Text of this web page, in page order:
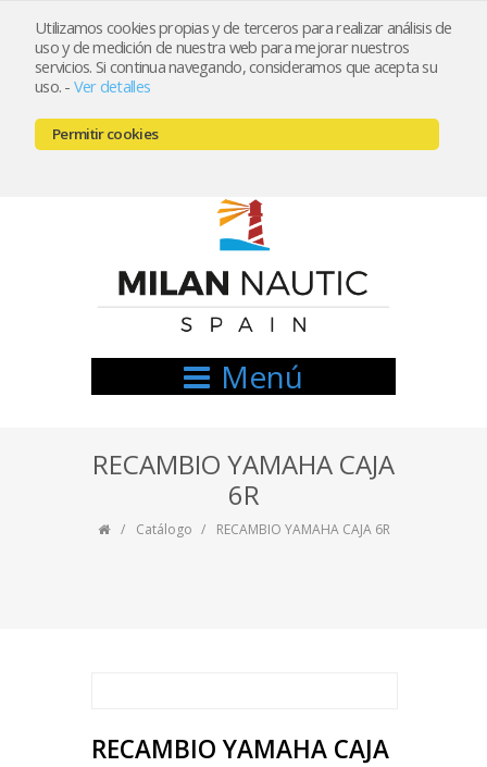
Utilizamos cookies propias y de terceros para realizar análisis de
uso y de medición de nuestra web para mejorar nuestros
servicios. Si continua navegando, consideramos que acepta su
uso. - Ver detalles
Permitir cookies
Registrarse Mi cuenta
666521122 // 654999333
Menú
RECAMBIO YAMAHA CAJA
6R
Catálogo RECAMBIO YAMAHA CAJA 6R
RECAMBIO YAMAHA CAJA